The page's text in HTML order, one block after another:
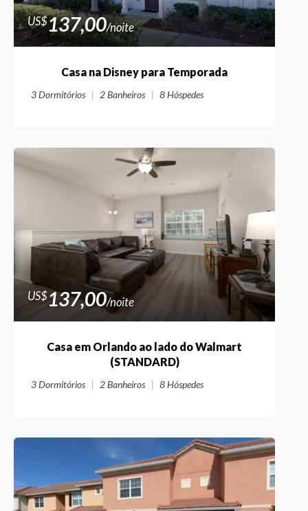
US$137,00/noite
Casa na Disney para Temporada
3Dormitórios 2Banheiros 8Hóspedes
US$137,00/noite
Casa em Orlando ao lado do Walmart
(STANDARD)
3Dormitórios 2Banheiros 8Hóspedes